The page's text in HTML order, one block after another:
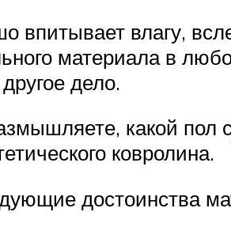
впитывает влагу,
материала в
дело.
какой пол
ковролина.
достоинства